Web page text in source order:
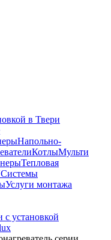
в Твери
Напольно-
КотлыМульти
Тепловая
Системы
Услуги монтажа
с установкой